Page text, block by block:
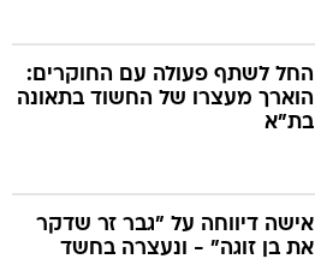
החל לשתף פעולה עם החוקרים:
הוארך מעצרו של החשוד בתאונה
בת"א
אישה דיווחה על "גבר זר שדקר
את בן זוגה" - ונעצרה בחשד